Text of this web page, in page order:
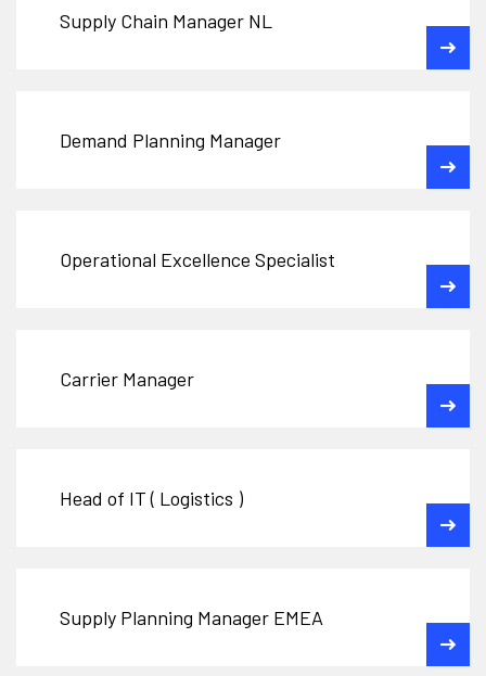
Supply Chain Manager NL
Demand Planning Manager
Operational Excellence Specialist
Carrier Manager
Head of IT ( Logistics )
Supply Planning Manager EMEA